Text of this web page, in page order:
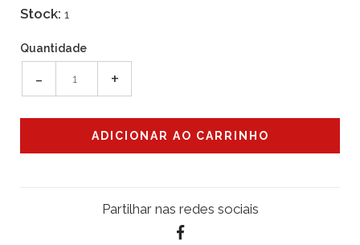
Stock: 1
Quantidade
- +
Partilhar nas redes sociais